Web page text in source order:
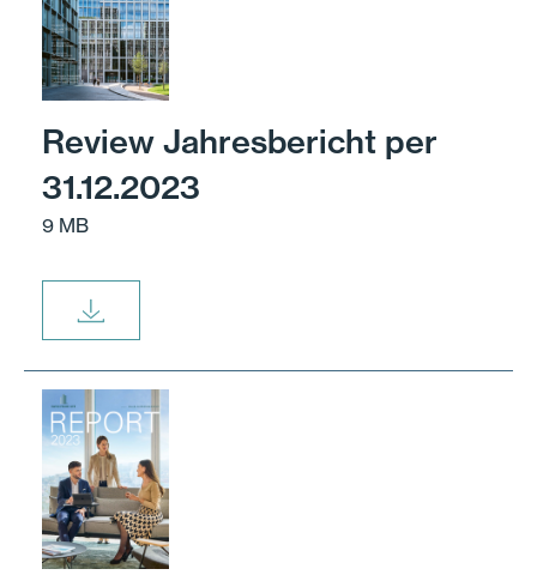
Review Jahresbericht per
31.12.2023
9 MB